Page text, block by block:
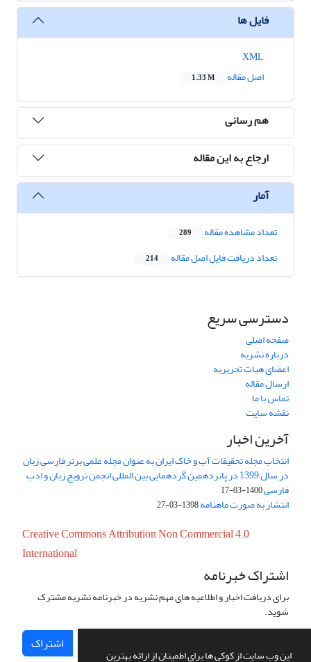
این وب سایت از کوکی ها برای اطمینان از ارائه بهترین
فایل ها
اصل مقاله
1.33 M
هم رسانی
ارجاع به این مقاله
آمار
تعداد مشاهده مقاله 289
تعداد دریافت فایل اصل مقاله 214
دسترسی سریع
صفحه اصلی
درباره نشریه
اعضای هیات تحریریه
ارسال مقاله
تماس با ما
نقشه سایت
آخرین اخبار
انتخاب مجله تحقیقات آب و خاک ایران به عنوان مجله علمی برتر فارسی زبان
در سال 1399 در پانزدهمین گردهمایی بین المللی انجمن ترویج زبان و ادب
فارسی1400-03-17
انتشار به صورت ماهنامه1398-03-27
Creative Commons Attribution Non Commercial 4.0
International
اشتراک خبرنامه
برای دریافت اخبار و اطلاعیه های مهم نشریه در خبرنامه نشریه مشترک
شوید.
اشتراک